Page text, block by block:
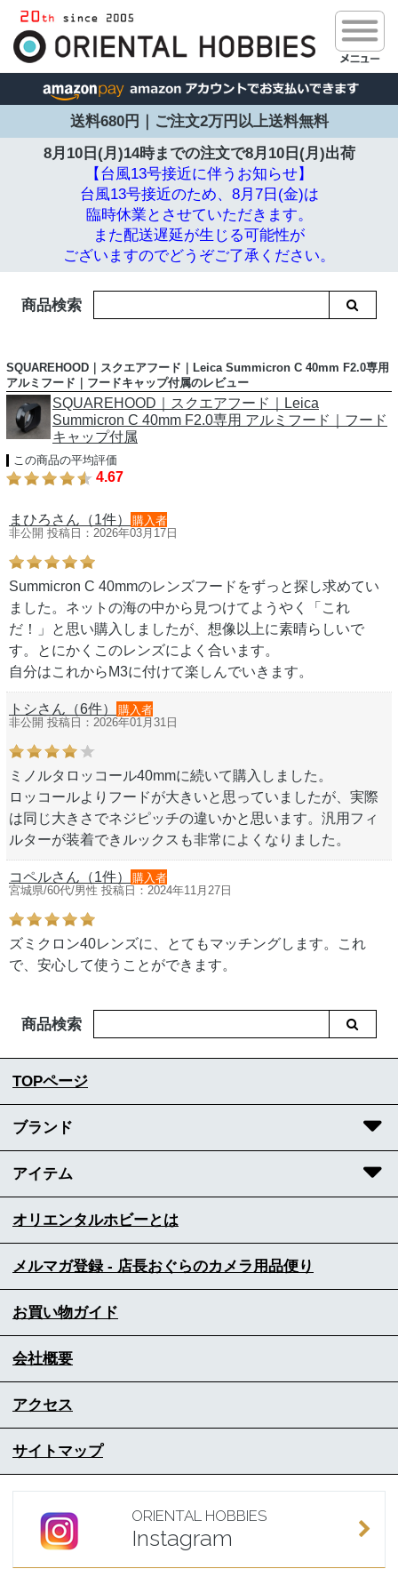
送料680円｜ご注文2万円以上送料無料
8月10日(月)14時までの注文で8月10日(月)出荷
【台風13号接近に伴うお知らせ】
台風13号接近のため、8月7日(金)は
臨時休業とさせていただきます。
また配送遅延が生じる可能性が
ございますのでどうぞご了承ください。
商品検索
SQUAREHOOD｜スクエアフード｜Leica Summicron C 40mm F2.0専用
アルミフード｜フードキャップ付属のレビュー
SQUAREHOOD｜スクエアフード｜Leica
Summicron C 40mm F2.0専用 アルミフード｜フード
キャップ付属
この商品の平均評価
4.67
まひろさん（1件）
購入者
非公開 投稿日：2026年03月17日
Summicron C 40mmのレンズフードをずっと探し求めてい
ました。ネットの海の中から見つけてようやく「これ
だ！」と思い購入しましたが、想像以上に素晴らしいで
す。とにかくこのレンズによく合います。
自分はこれからM3に付けて楽しんでいきます。
トシさん（6件）
購入者
非公開 投稿日：2026年01月31日
ミノルタロッコール40mmに続いて購入しました。
ロッコールよりフードが大きいと思っていましたが、実際
は同じ大きさでネジピッチの違いかと思います。汎用フィ
ルターが装着できルックスも非常によくなりました。
コペルさん（1件）
購入者
宮城県/60代/男性 投稿日：2024年11月27日
ズミクロン40レンズに、とてもマッチングします。これ
で、安心して使うことができます。
商品検索
TOPページ
ブランド
アイテム
オリエンタルホビーとは
メルマガ登録 - 店長おぐらのカメラ用品便り
お買い物ガイド
会社概要
アクセス
サイトマップ
ORIENTAL HOBBIES
Instagram